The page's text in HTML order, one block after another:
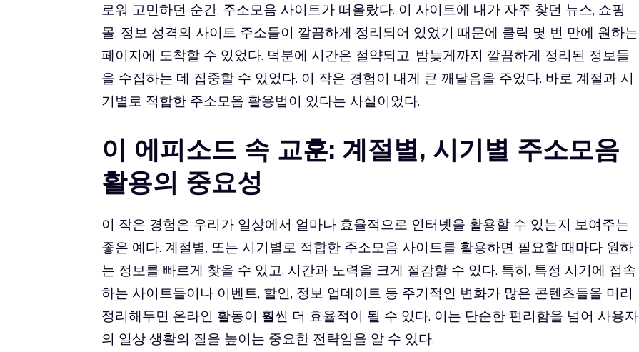
로워 고민하던 순간, 주소모음 사이트가 떠올랐다. 이 사이트에 내가 자주 찾던 뉴스, 쇼핑
몰, 정보 성격의 사이트 주소들이 깔끔하게 정리되어 있었기 때문에 클릭 몇 번 만에 원하는
페이지에 도착할 수 있었다. 덕분에 시간은 절약되고, 밤늦게까지 깔끔하게 정리된 정보들
을 수집하는 데 집중할 수 있었다. 이 작은 경험이 내게 큰 깨달음을 주었다. 바로 계절과 시
기별로 적합한 주소모음 활용법이 있다는 사실이었다.
이 에피소드 속 교훈: 계절별, 시기별 주소모음
활용의 중요성
이 작은 경험은 우리가 일상에서 얼마나 효율적으로 인터넷을 활용할 수 있는지 보여주는
좋은 예다. 계절별, 또는 시기별로 적합한 주소모음 사이트를 활용하면 필요할 때마다 원하
는 정보를 빠르게 찾을 수 있고, 시간과 노력을 크게 절감할 수 있다. 특히, 특정 시기에 접속
하는 사이트들이나 이벤트, 할인, 정보 업데이트 등 주기적인 변화가 많은 콘텐츠들을 미리
정리해두면 온라인 활동이 훨씬 더 효율적이 될 수 있다. 이는 단순한 편리함을 넘어 사용자
의 일상 생활의 질을 높이는 중요한 전략임을 알 수 있다.